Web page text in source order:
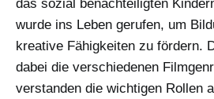
das sozial benachteiligten
wurde ins Leben gerufen, um
kreative Fähigkeiten zu fördern.
dabei die verschiedenen
verstanden die wichtigen Rollen